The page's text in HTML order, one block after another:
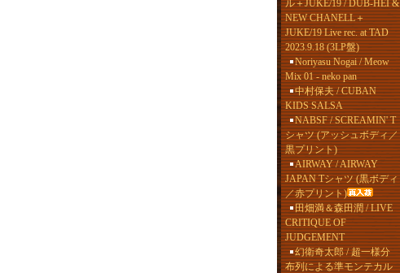
ル＋JUKE/19 / DUB-HEI &
NEW CHANELL＋
JUKE/19 Live rec. at TAD
2023.9.18 (3LP盤)
Noriyasu Nogai / Meow
Mix 01 - neko pan
中村保夫 / CUBAN
KIDS SALSA
NABSF / SCREAMIN' T
シャツ (アッシュボディ／
黒プリント)
AIRWAY / AIRWAY
JAPAN Tシャツ (黒ボディ
／赤プリント)
田畑満＆森田潤 / LIVE
CRITIQUE OF
JUDGEMENT
幻衛奇太郎 / 超一様分
布列による準モンテカル